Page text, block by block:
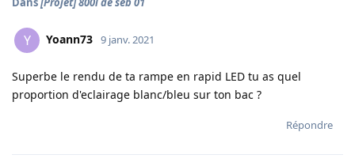
Y Yoann73 9 janv. 2021
Superbe le rendu de ta rampe en rapid LED tu as quel
proportion d'eclairage blanc/bleu sur ton bac ?
Répondre